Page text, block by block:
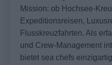
Mission: ob Hochsee-
Expeditionsreisen,
Flusskreuzfahrten. Als
und Crew-Management
bietet sea chefs